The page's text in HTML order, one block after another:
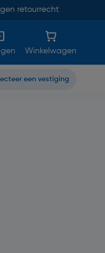
retourrecht
Winkelwagen
een vestiging